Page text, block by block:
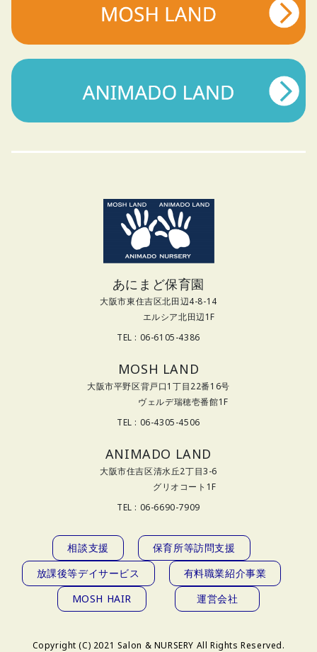
あにまど保育園
大阪市東住吉区北田辺4-8-14
エルシア北田辺1F
TEL : 06-6105-4386
MOSH LAND
大阪市平野区背戸口1丁目22番16号
ヴェルデ瑞穂壱番館1F
TEL : 06-4305-4506
ANIMADO LAND
大阪市住吉区清水丘2丁目3-6
グリオコート1F
TEL : 06-6690-7909
相談支援
保育所等訪問支援
放課後等デイサービス
有料職業紹介事業
MOSH HAIR
運営会社
Copyright (C) 2021 Salon & NURSERY All Rights Reserved.